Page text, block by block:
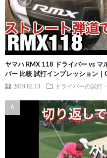
ヤマハ RMX 118 ドライバー vs マ
バー 比較 試打インプレッション｜
2019.02.13 ドライバーの試打